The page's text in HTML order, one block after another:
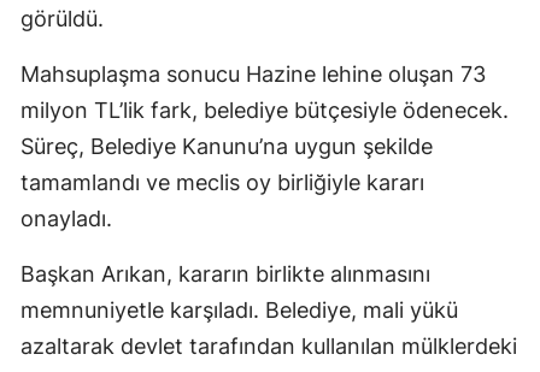
görüldü.
Mahsuplaşma sonucu Hazine lehine oluşan 73
milyon TL’lik fark, belediye bütçesiyle ödenecek.
Süreç, Belediye Kanunu’na uygun şekilde
tamamlandı ve meclis oy birliğiyle kararı
onayladı.
Başkan Arıkan, kararın birlikte alınmasını
memnuniyetle karşıladı. Belediye, mali yükü
azaltarak devlet tarafından kullanılan mülklerdeki